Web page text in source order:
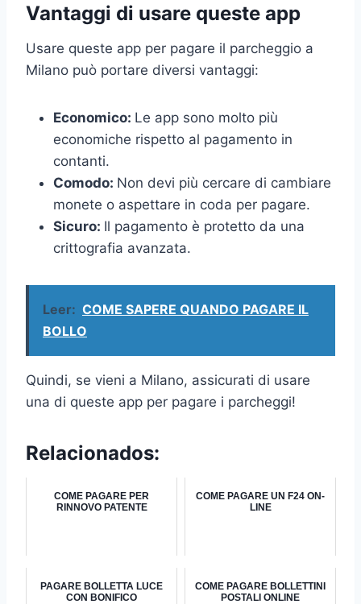
Vantaggi di usare queste app
Usare queste app per pagare il parcheggio a
Milano può portare diversi vantaggi:
Economico: Le app sono molto più
economiche rispetto al pagamento in
contanti.
Comodo: Non devi più cercare di cambiare
monete o aspettare in coda per pagare.
Sicuro: Il pagamento è protetto da una
crittografia avanzata.
Leer: COME SAPERE QUANDO PAGARE IL
BOLLO
Quindi, se vieni a Milano, assicurati di usare
una di queste app per pagare i parcheggi!
Relacionados:
COME PAGARE PER
RINNOVO PATENTE
COME PAGARE UN F24 ON-
LINE
PAGARE BOLLETTA LUCE
CON BONIFICO
COME PAGARE BOLLETTINI
POSTALI ONLINE